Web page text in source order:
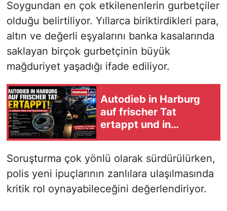
Soygundan en çok etkilenenlerin gurbetçiler
olduğu belirtiliyor. Yıllarca biriktirdikleri para,
altın ve değerli eşyalarını banka kasalarında
saklayan birçok gurbetçinin büyük
mağduriyet yaşadığı ifade ediliyor.
Autodieb in Harburg
auf frischer Tat
ertappt und in
Soruşturma çok yönlü olarak sürdürülürken,
polis yeni ipuçlarının zanlılara ulaşılmasında
kritik rol oynayabileceğini değerlendiriyor.